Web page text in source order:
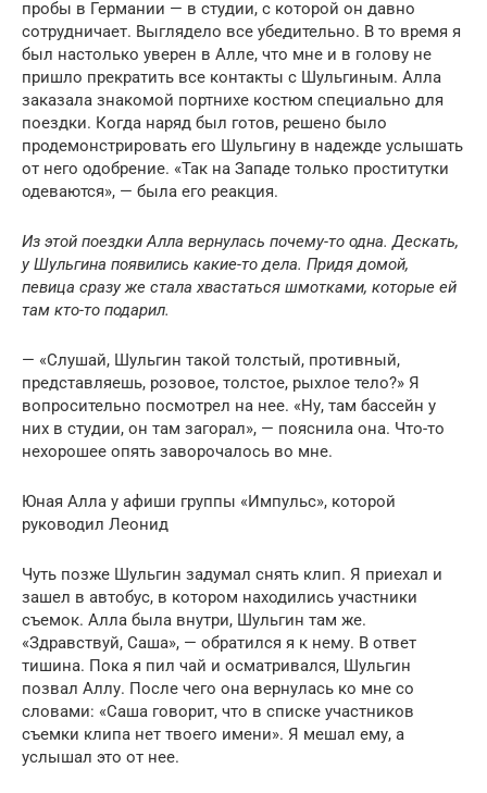
пробы в Германии — в студии, с которой он давно
сотрудничает. Выглядело все убедительно. В то время я
был настолько уверен в Алле, что мне и в голову не
пришло прекратить все контакты с Шульгиным. Алла
заказала знакомой портнихе костюм специально для
поездки. Когда наряд был готов, решено было
продемонстрировать его Шульгину в надежде услышать
от него одобрение. «Так на Западе только проститутки
одеваются», — была его реакция.
Из этой поездки Алла вернулась почему-то одна. Дескать,
у Шульгина появились какие-то дела. Придя домой,
певица сразу же стала хвастаться шмотками, которые ей
там кто-то подарил.
— «Слушай, Шульгин такой толстый, противный,
представляешь, розовое, толстое, рыхлое тело?» Я
вопросительно посмотрел на нее. «Ну, там бассейн у
них в студии, он там загорал», — пояснила она. Что-то
нехорошее опять заворочалось во мне.
Юная Алла у афиши группы «Импульс», которой
руководил Леонид
Чуть позже Шульгин задумал снять клип. Я приехал и
зашел в автобус, в котором находились участники
съемок. Алла была внутри, Шульгин там же.
«Здравствуй, Саша», — обратился я к нему. В ответ
тишина. Пока я пил чай и осматривался, Шульгин
позвал Аллу. После чего она вернулась ко мне со
словами: «Саша говорит, что в списке участников
съемки клипа нет твоего имени». Я мешал ему, а
услышал это от нее.